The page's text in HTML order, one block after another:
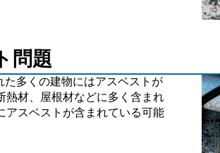
問題
た多くの建物にはアスベストが
材、屋根材などに多く含まれ
スベストが含まれている可能